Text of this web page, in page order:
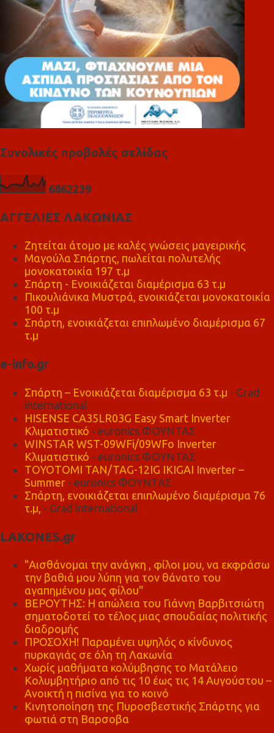
Συνολικές προβολές σελίδας
6862239
ΑΓΓΕΛΙΕΣ ΛΑΚΩΝΙΑΣ
Ζητείται άτομο με καλές γνώσεις μαγειρικής
Μαγούλα Σπάρτης, πωλείται πολυτελής
μονοκατοικία 197 τ.μ
Σπάρτη - Ενοικιάζεται διαμέρισμα 63 τ.μ
Πικουλιάνικα Μυστρά, ενοικιάζεται μονοκατοικία
100 τ.μ
Σπάρτη, ενοικιάζεται επιπλωμένο διαμέρισμα 67
τ.μ
e-info.gr
Σπάρτη – Ενοικιάζεται διαμέρισμα 63 τ.μ - Grad
international
HISENSE CA35LR03G Easy Smart Inverter
Κλιματιστικό - euronics ΦΟΥΝΤΑΣ
WINSTAR WST-09WFi/09WFo Inverter
Κλιματιστικό - euronics ΦΟΥΝΤΑΣ
TOYOTOMI TAN/TAG-12IG IKIGAI Inverter –
Summer - euronics ΦΟΥΝΤΑΣ
Σπάρτη, ενοικιάζεται επιπλωμένο διαμέρισμα 76
τ.μ, - Grad international
LAKONES.gr
"Αισθάνομαι την ανάγκη , φίλοι μου, να εκφράσω
την βαθιά μου λύπη για τον θάνατο του
αγαπημένου μας φίλου"
ΒΕΡΟΥΤΗΣ: Η απώλεια του Γιάννη Βαρβιτσιώτη
σηματοδοτεί το τέλος μιας σπουδαίας πολιτικής
διαδρομής
ΠΡΟΣΟΧΗ! Παραμένει υψηλός ο κίνδυνος
πυρκαγιάς σε όλη τη Λακωνία
Χωρίς μαθήματα κολύμβησης το Ματάλειο
Κολυμβητήριο από τις 10 έως τις 14 Αυγούστου –
Ανοικτή η πισίνα για το κοινό
Κινητοποίηση της Πυροσβεστικής Σπάρτης για
φωτιά στη Βαρσοβα